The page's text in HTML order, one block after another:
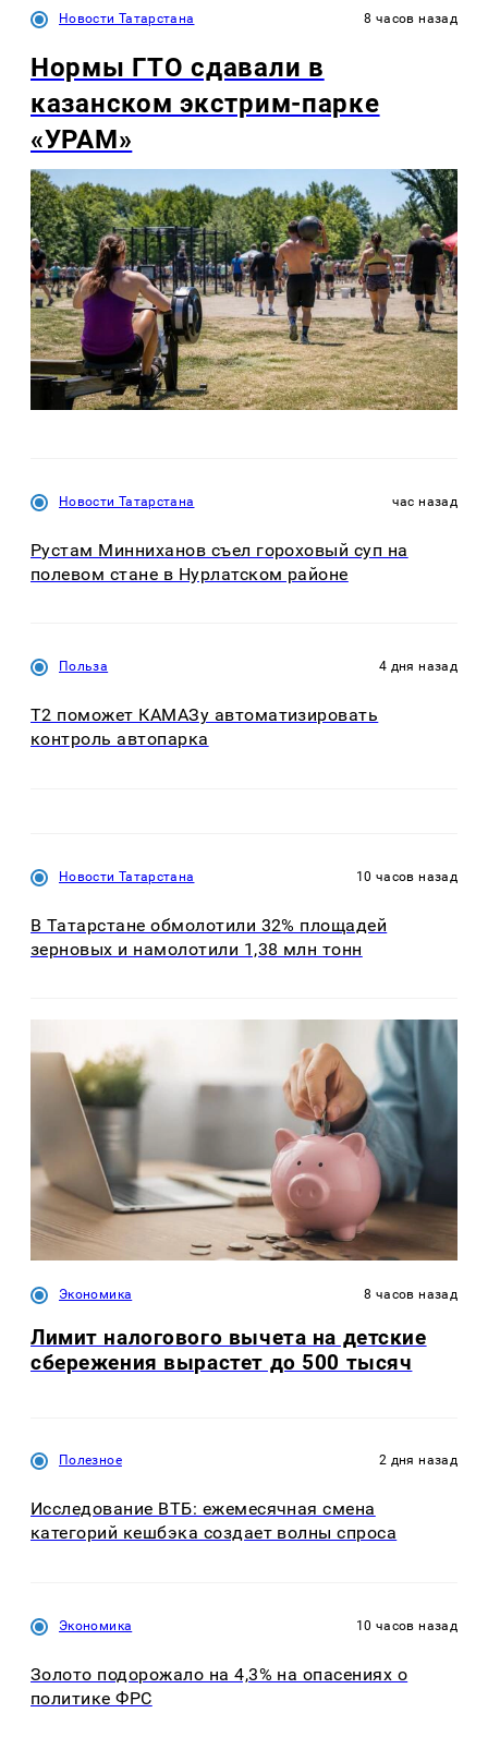
Новости Татарстана 8 часов назад
Нормы ГТО сдавали в
казанском экстрим-парке
«УРАМ»
Новости Татарстана час назад
Рустам Минниханов съел гороховый суп на
полевом стане в Нурлатском районе
Польза 4 дня назад
T2 поможет КАМАЗу автоматизировать
контроль автопарка
Новости Татарстана 10 часов назад
В Татарстане обмолотили 32% площадей
зерновых и намолотили 1,38 млн тонн
Экономика 8 часов назад
Лимит налогового вычета на детские
сбережения вырастет до 500 тысяч
Полезное 2 дня назад
Исследование ВТБ: ежемесячная смена
категорий кешбэка создает волны спроса
Экономика 10 часов назад
Золото подорожало на 4,3% на опасениях о
политике ФРС